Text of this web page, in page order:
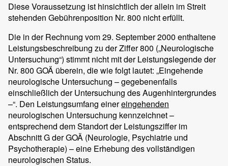
Diese Voraussetzung ist hinsichtlich der allein im Streit
stehenden Gebührenposition Nr. 800 nicht erfüllt.
Die in der Rechnung vom 29. September 2000 enthaltene
Leistungsbeschreibung zu der Ziffer 800 („Neurologische
Untersuchung“) stimmt nicht mit der Leistungslegende der
Nr. 800 GOÄ überein, die wie folgt lautet: „Eingehende
neurologische Untersuchung – gegebenenfalls
einschließlich der Untersuchung des Augenhintergrundes
–“. Den Leistungsumfang einereingehenden
neurologischen Untersuchung kennzeichnet –
entsprechend dem Standort der Leistungsziffer im
Abschnitt G der GOÄ (Neurologie, Psychiatrie und
Psychotherapie) – eine Erhebung des vollständigen
neurologischen Status.